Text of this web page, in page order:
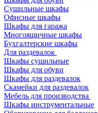
Сушильные шкафы
Офисные шкафы
Шкафы для гаража
Многоящичные шкафы
Бухгалтерские шкафы
Для раздевалок
Шкафы сушильные
Шкафы для обуви
Шкафы для раздевалок
Скамейки для раздевалок
Мебель для производства
Шкафы инструментальные